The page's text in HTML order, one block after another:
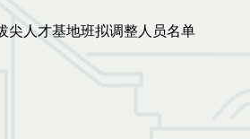
尖人才基地班拟调整人员名单